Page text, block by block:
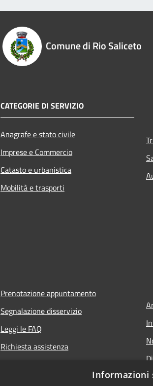
Comune di Rio Saliceto
CATEGORIE DI SERVIZIO
Anagrafe e stato civile
Imprese e Commercio
Catasto e urbanistica
Mobilità e trasporti
Prenotazione appuntamento
Segnalazione disservizio
Leggi le FAQ
Richiesta assistenza
Informazioni